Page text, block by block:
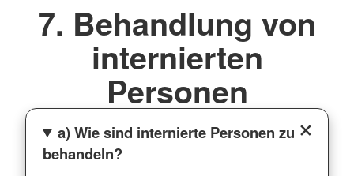
7. Behandlung von
internierten
Personen
a) Wie sind internierte Personen zu
behandeln?